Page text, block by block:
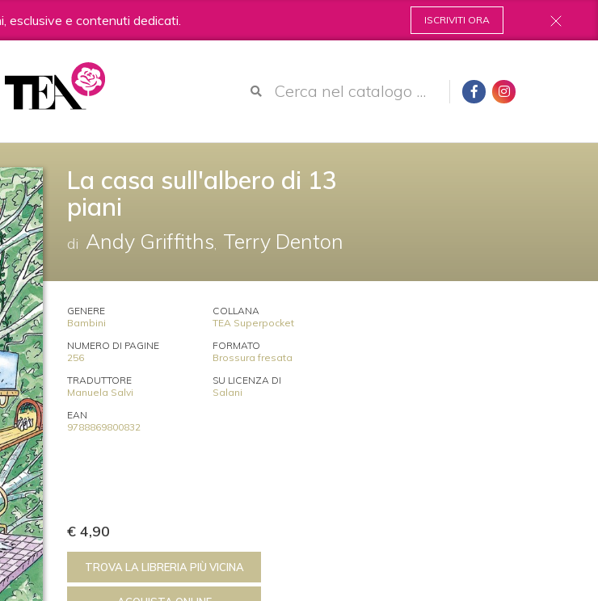
esclusive e contenuti dedicati. ISCRIVITI ORA
La casa sull'albero di 13
piani
di Andy Griffiths, Terry Denton
€ 4,90
TROVA LA LIBRERIA PIÙ VICINA
GENERE
Bambini
COLLANA
TEA Superpocket
NUMERO DI PAGINE
256
FORMATO
Brossura fresata
TRADUTTORE
Manuela Salvi
SU LICENZA DI
Salani
EAN
9788869800832